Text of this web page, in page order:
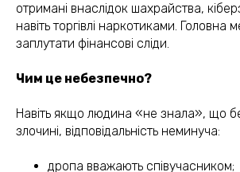
отримані внаслідок шахрайства,
навіть торгівлі наркотиками. Головна
заплутати фінансові сліди.
Чим це небезпечно?
Навіть якщо людина «не знала», що
злочині, відповідальність неминуча:
дропа вважають співучасником;